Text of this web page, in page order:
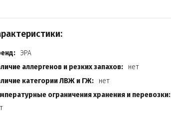
ЭРА
аллергенов и резких запахов:
нет
категории ЛВЖ и ГЖ:
нет
ограничения хранения и перевозки: